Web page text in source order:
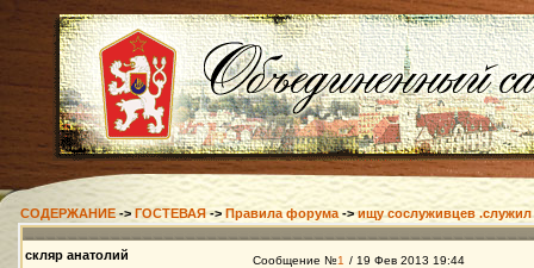
СОДЕРЖАНИЕ ->ГОСТЕВАЯ-> Правила форума ->ищу сослуживцев
скляр анатолий Сообщение №1 / 19 Фев 2013 19:44